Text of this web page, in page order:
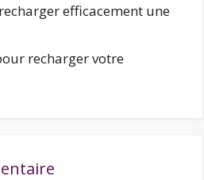
efficacement une
recharger votre